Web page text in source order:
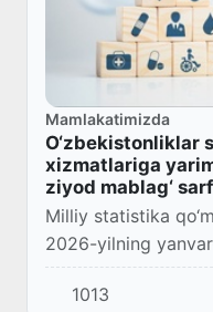
Mamlakatimizda
O‘zbekistonliklar
xizmatlariga
ziyod mablag‘
Milliy statistika
2026-yilning
O‘zbekistonda
xizmatlar hajmi
1013